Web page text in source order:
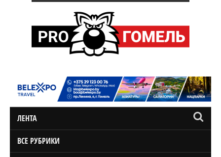
ЛЕНТА
ВСЕ РУБРИКИ